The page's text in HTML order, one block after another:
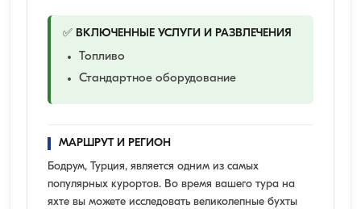
✅ ВКЛЮЧЕННЫЕ УСЛУГИ И РАЗВЛЕЧЕНИЯ
Топливо
Стандартное оборудование
МАРШРУТ И РЕГИОН
Бодрум, Турция, является одним из самых
популярных курортов. Во время вашего тура на
яхте вы можете исследовать великолепные бухты